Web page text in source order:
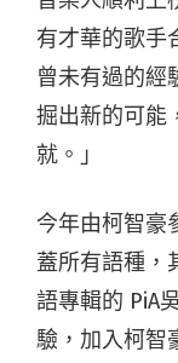
有才華的歌手
曾未有過的經
掘出新的可能
就。」
今年由柯智豪
蓋所有語種，
語專輯的 PiA
驗，加入柯智